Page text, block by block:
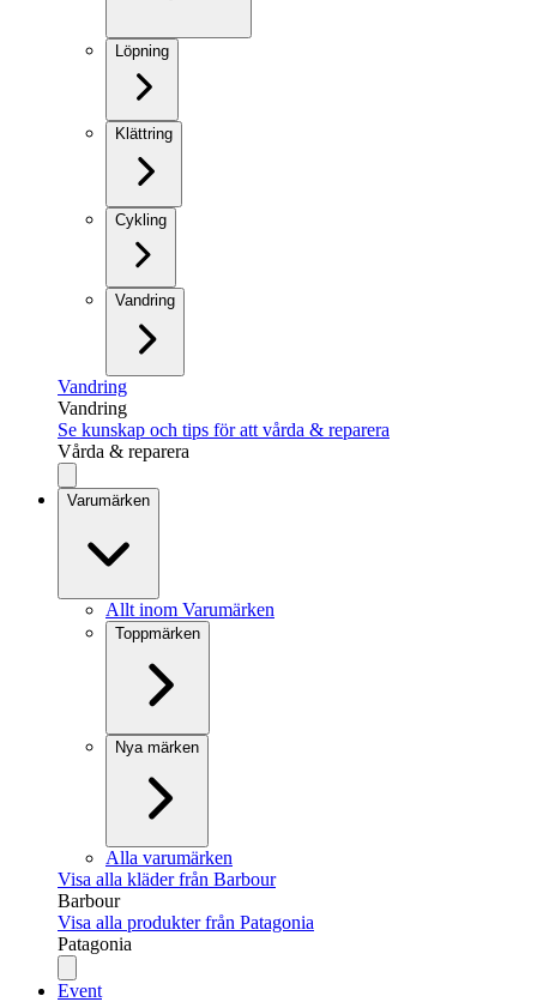
Löpning
Klättring
Cykling
Vandring
Vandring
Vandring
Se kunskap och tips för att vårda & reparera
Vårda & reparera
Varumärken
Allt inom Varumärken
Toppmärken
Nya märken
Alla varumärken
Visa alla kläder från Barbour
Barbour
Visa alla produkter från Patagonia
Patagonia
Event